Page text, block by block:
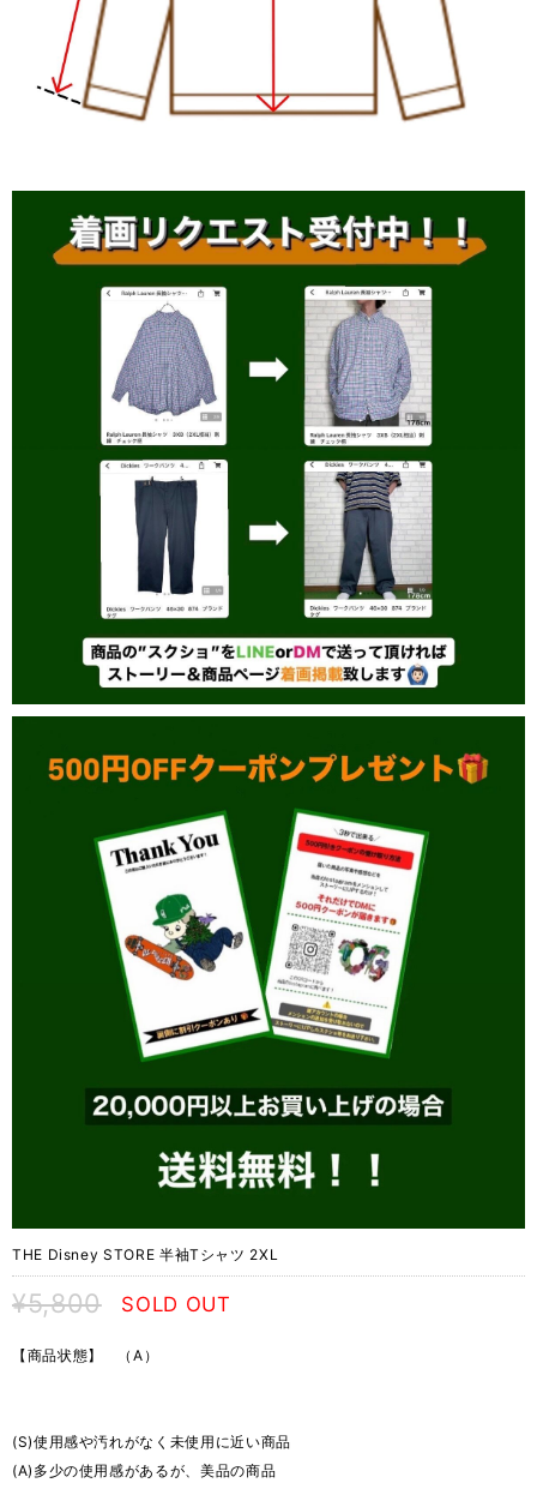
THE Disney STORE 半袖Tシャツ 2XL
¥5,800 SOLD OUT
【商品状態】 （A）
(S)使用感や汚れがなく未使用に近い商品
(A)多少の使用感があるが、美品の商品